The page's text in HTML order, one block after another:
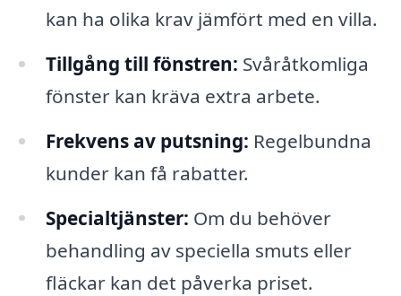
kan ha olika krav jämfört med en villa.
Tillgång till fönstren: Svåråtkomliga
fönster kan kräva extra arbete.
Frekvens av putsning: Regelbundna
kunder kan få rabatter.
Specialtjänster: Om du behöver
behandling av speciella smuts eller
fläckar kan det påverka priset.